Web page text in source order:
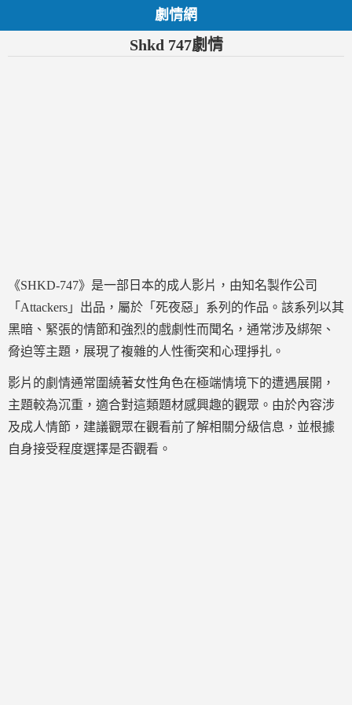
劇情網
Shkd 747劇情
《SHKD-747》是一部日本的成人影片，由知名製作公司
「Attackers」出品，屬於「死夜惡」系列的作品。該系列以其
黑暗、緊張的情節和強烈的戲劇性而聞名，通常涉及綁架、
脅迫等主題，展現了複雜的人性衝突和心理掙扎。
影片的劇情通常圍繞著女性角色在極端情境下的遭遇展開，
主題較為沉重，適合對這類題材感興趣的觀眾。由於內容涉
及成人情節，建議觀眾在觀看前了解相關分級信息，並根據
自身接受程度選擇是否觀看。